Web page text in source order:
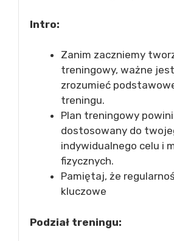
Intro:
Zanim zaczniemy
treningowy, ważne
zrozumieć
treningu.
Plan treningowy
dostosowany do
indywidualnego celu i
fizycznych.
Pamiętaj, że
kluczowe
Podział treningu: